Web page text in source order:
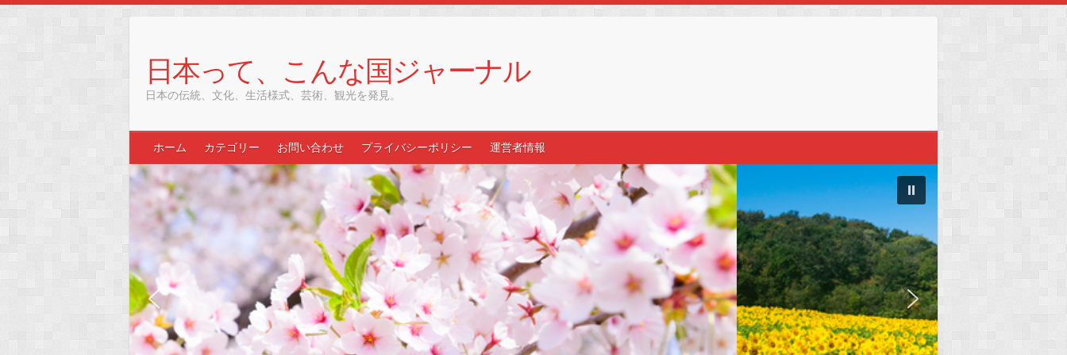
content
日本って、こんな国ジャーナル
日本の伝統、文化、生活様式、芸術、観光を発見。
ホーム カテゴリー お問い合わせ プライバシーポリシー 運営者情報